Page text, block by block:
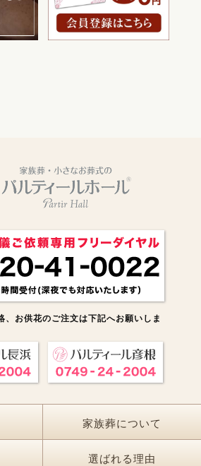
お供花のご注文は下記へお願いしま
家族葬について
選ばれる理由